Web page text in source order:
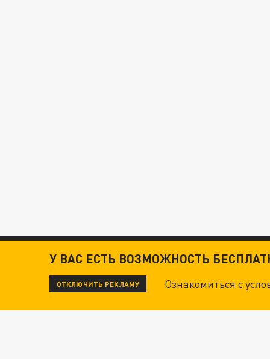
У ВАС ЕСТЬ ВОЗМОЖНОСТЬ
ОТКЛЮЧИТЬ РЕКЛАМУ Ознакомиться с